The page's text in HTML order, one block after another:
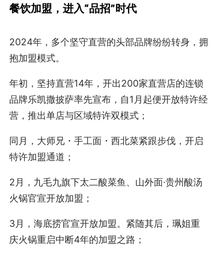
餐饮加盟，进入“品招”时代
2024年，多个坚守直营的头部品牌纷纷转身，拥
抱加盟模式。
年初，坚持直营14年，开出200家直营店的连锁
品牌乐凯撒披萨率先宣布，自1月起便开放特许经
营，推出单店与区域特许双模式；
同月，大师兄・手工面・西北菜紧跟步伐，开启
特许加盟通道；
2月，九毛九旗下太二酸菜鱼、山外面·贵州酸汤
火锅官宣开放加盟；
3月，海底捞官宣开放加盟。紧随其后，珮姐重
庆火锅重启中断4年的加盟之路；